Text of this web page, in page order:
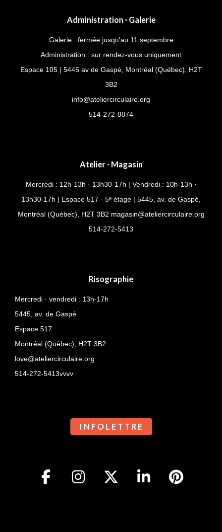
Administration · Galerie
Galerie : fermée jusqu'au 11 septembre
Administration : sur rendez-vous uniquement
Espace 105 | 5445 av de Gaspé, Montréal (Québec), H2T
3B2
info@ateliercirculaire.org
514-272-8874
Atelier · Magasin
Mercredi : 12h-13h · 13h30-17h | Vendredi : 10h-13h ·
13h30-17h | Espace 517 - 5ᵉ étage | 5445, av. de Gaspé,
Montréal (Québec), H2T 3B2 magasin@ateliercirculaire.org
514-272-5413
Risographie
Mercredi · vendredi : 13h-17h
5445, av. de Gaspé
Espace 517
Montréal (Québec), H2T 3B2
love@ateliercirculaire.org
514-272-5413vvvv
I N F O L E T T R E